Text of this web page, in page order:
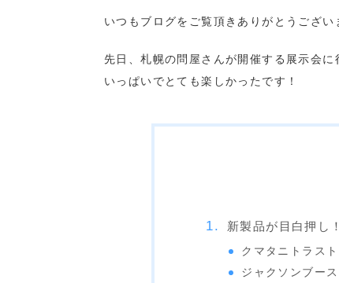
いつもブログをご覧頂きありがとうござい
先日、札幌の問屋さんが開催する展示会
いっぱいでとても楽しかったです！
新製品が目白押し
クマタニトラス
ジャクソンブー